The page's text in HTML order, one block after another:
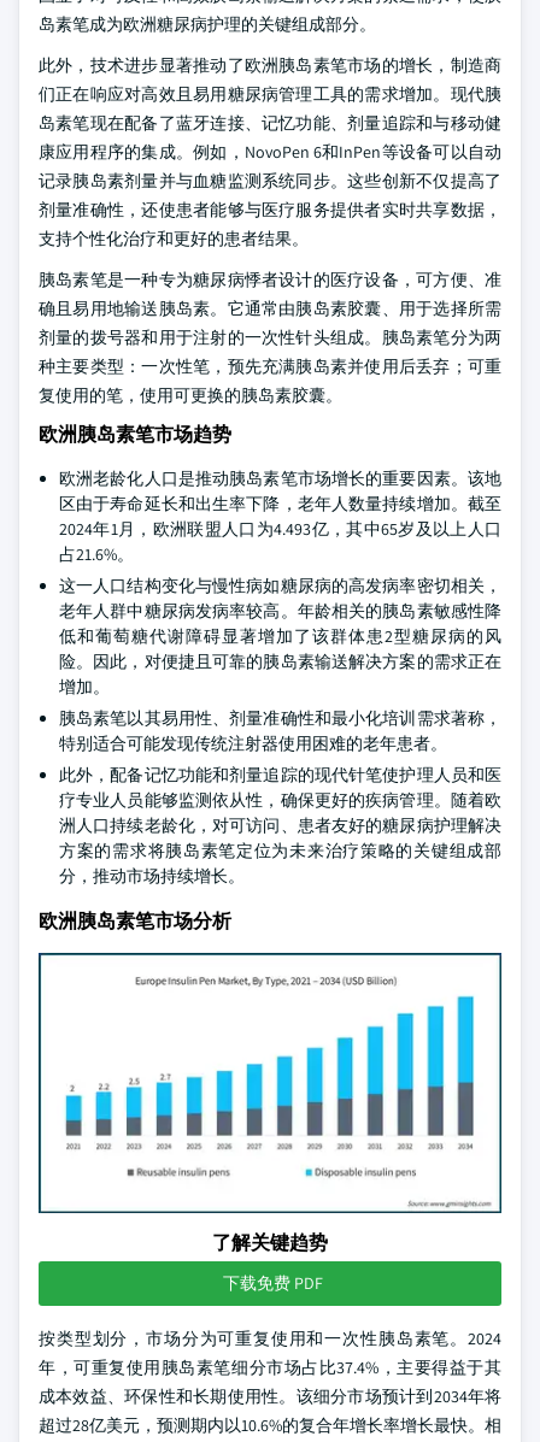
岛素笔成为欧洲糖尿病护理的关键组成部分。
此外，技术进步显著推动了欧洲胰岛素笔市场的增长，制造商
们正在响应对高效且易用糖尿病管理工具的需求增加。现代胰
岛素笔现在配备了蓝牙连接、记忆功能、剂量追踪和与移动健
康应用程序的集成。例如，NovoPen 6和InPen等设备可以自动
记录胰岛素剂量并与血糖监测系统同步。这些创新不仅提高了
剂量准确性，还使患者能够与医疗服务提供者实时共享数据，
支持个性化治疗和更好的患者结果。
胰岛素笔是一种专为糖尿病悸者设计的医疗设备，可方便、准
确且易用地输送胰岛素。它通常由胰岛素胶囊、用于选择所需
剂量的拨号器和用于注射的一次性针头组成。胰岛素笔分为两
种主要类型：一次性笔，预先充满胰岛素并使用后丢弃；可重
复使用的笔，使用可更换的胰岛素胶囊。
欧洲胰岛素笔市场趋势
欧洲老龄化人口是推动胰岛素笔市场增长的重要因素。该地
区由于寿命延长和出生率下降，老年人数量持续增加。截至
2024年1月，欧洲联盟人口为4.493亿，其中65岁及以上人口
占21.6%。
这一人口结构变化与慢性病如糖尿病的高发病率密切相关，
老年人群中糖尿病发病率较高。年龄相关的胰岛素敏感性降
低和葡萄糖代谢障碍显著增加了该群体患2型糖尿病的风
险。因此，对便捷且可靠的胰岛素输送解决方案的需求正在
增加。
胰岛素笔以其易用性、剂量准确性和最小化培训需求著称，
特别适合可能发现传统注射器使用困难的老年患者。
此外，配备记忆功能和剂量追踪的现代针笔使护理人员和医
疗专业人员能够监测依从性，确保更好的疾病管理。随着欧
洲人口持续老龄化，对可访问、患者友好的糖尿病护理解决
方案的需求将胰岛素笔定位为未来治疗策略的关键组成部
分，推动市场持续增长。
欧洲胰岛素笔市场分析
了解关键趋势
下载免费 PDF
按类型划分，市场分为可重复使用和一次性胰岛素笔。2024
年，可重复使用胰岛素笔细分市场占比37.4%，主要得益于其
成本效益、环保性和长期使用性。该细分市场预计到2034年将
超过28亿美元，预测期内以10.6%的复合年增长率增长最快。相